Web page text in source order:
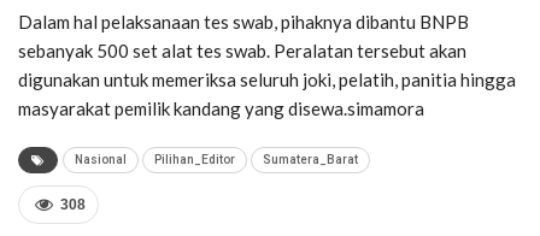
Dalam hal pelaksanaan tes swab, pihaknya dibantu BNPB
sebanyak 500 set alat tes swab. Peralatan tersebut akan
digunakan untuk memeriksa seluruh joki, pelatih, panitia hingga
masyarakat pemilik kandang yang disewa.simamora
Nasional Pilihan_Editor Sumatera_Barat
308